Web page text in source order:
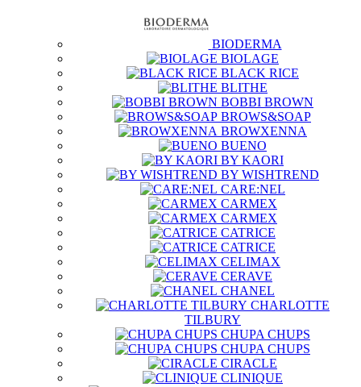
BIODERMA
BIOLAGE
BLACK RICE
BLITHE
BOBBI BROWN
BROWS&SOAP
BROWXENNA
BUENO
BY KAORI
BY WISHTREND
CARE:NEL
CARMEX
CARMEX
CATRICE
CATRICE
CELIMAX
CERAVE
CHANEL
CHARLOTTE
TILBURY
CHUPA CHUPS
CHUPA CHUPS
CIRACLE
CLINIQUE